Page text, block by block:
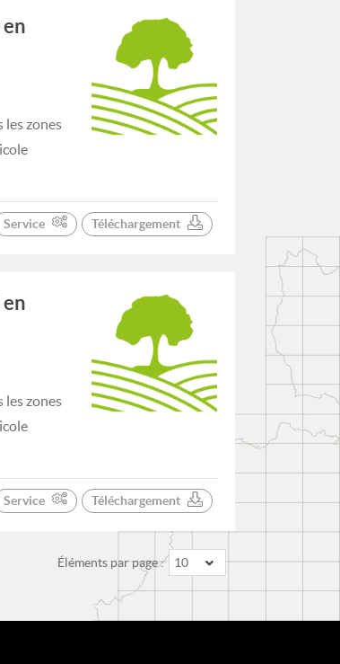
en
les zones
Service Téléchargement
en
les zones
Service Téléchargement
Éléments par page : 10